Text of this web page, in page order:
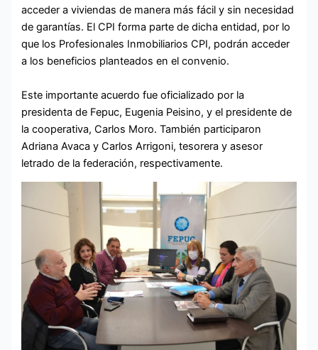
acceder a viviendas de manera más fácil y sin necesidad
de garantías. El CPI forma parte de dicha entidad, por lo
que los Profesionales Inmobiliarios CPI, podrán acceder
a los beneficios planteados en el convenio.
Este importante acuerdo fue oficializado por la
presidenta de Fepuc, Eugenia Peisino, y el presidente de
la cooperativa, Carlos Moro. También participaron
Adriana Avaca y Carlos Arrigoni, tesorera y asesor
letrado de la federación, respectivamente.